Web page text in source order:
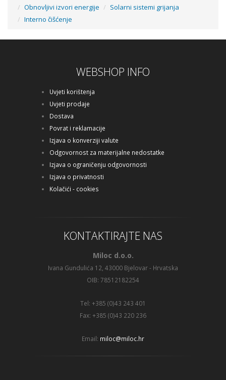
Obnovljivi izvori energije
Solarni sistemi grijanja
Interno čišćenje
WEBSHOP INFO
Uvjeti korištenja
Uvjeti prodaje
Dostava
Povrat i reklamacije
Izjava o konverziji valute
Odgovornost za materijalne nedostatke
Izjava o ograničenju odgovornosti
Izjava o privatnosti
Kolačići - cookies
KONTAKTIRAJTE NAS
Miloc d.o.o.
Ivana Gundulića 12, 43000 Bjelovar - Hrvatska
OIB: 78512182254
Tel: +385 (0)43 243 401
Fax: +385 (0)43 220 236
Email: miloc@miloc.hr